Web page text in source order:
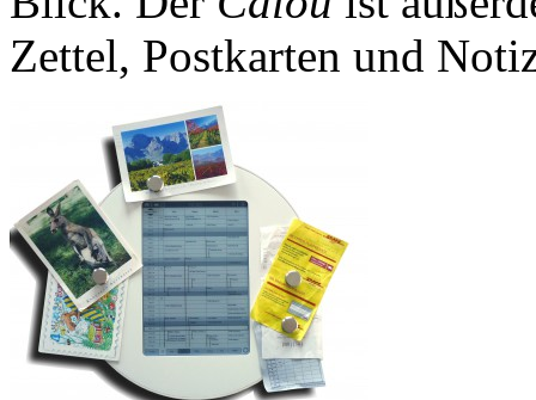
Zettel, Postkarten und